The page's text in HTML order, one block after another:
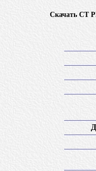
Скачать СТ